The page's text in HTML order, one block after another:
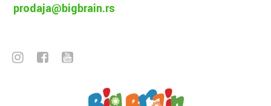
prodaja@bigbrain.rs